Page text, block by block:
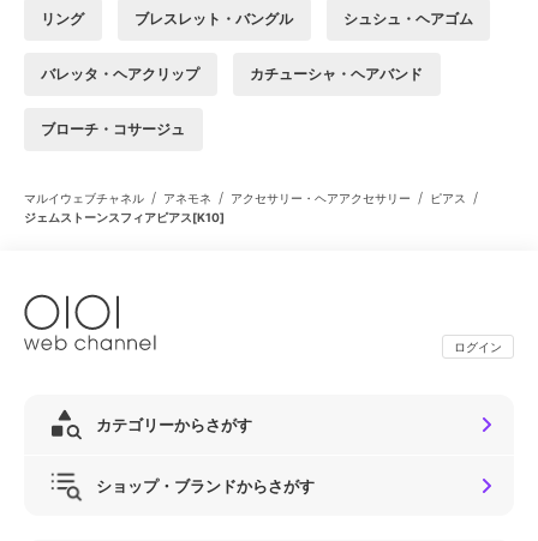
リング ブレスレット・バングル シュシュ・ヘアゴム
バレッタ・ヘアクリップ カチューシャ・ヘアバンド
ブローチ・コサージュ
マルイウェブチャネル / アネモネ / アクセサリー・ヘアアクセサリー / ピアス /
ジェムストーンスフィアピアス[K10]
ログイン
カテゴリーからさがす
ショップ・ブランドからさがす